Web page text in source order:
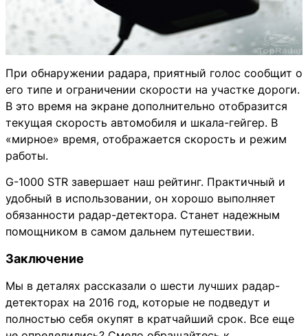
При обнаружении радара, приятный голос сообщит о
его типе и ограничении скорости на участке дороги.
В это время на экране дополнительно отобразится
текущая скорость автомобиля и шкала-гейгер. В
«мирное» время, отображается скорость и режим
работы.
G-1000 STR завершает наш рейтинг. Практичный и
удобный в использовании, он хорошо выполняет
обязанности радар-детектора. Станет надежным
помощником в самом дальнем путешествии.
Заключение
Мы в деталях рассказали о шести лучших радар-
детекторах на 2016 год, которые не подведут и
полностью себя окупят в кратчайший срок. Все еще